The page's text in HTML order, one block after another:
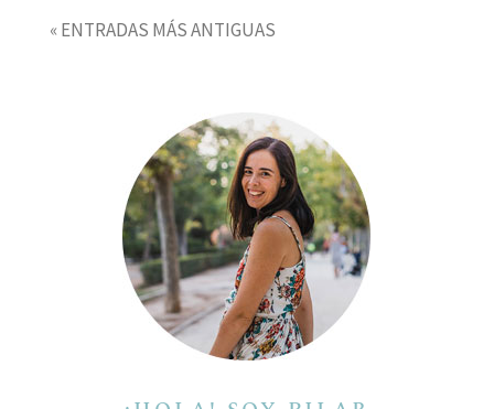
« ENTRADAS MÁS ANTIGUAS